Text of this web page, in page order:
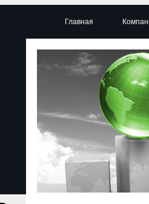
Главная